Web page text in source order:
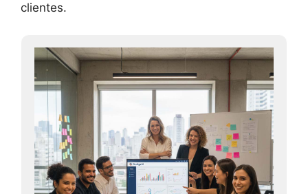
clientes.